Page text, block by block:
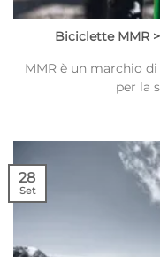
Biciclette MMR
MMR è un marchio
per la
28
Set